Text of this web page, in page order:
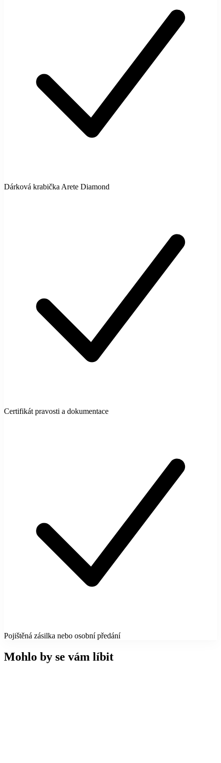
Dárková krabička Arete Diamond
Certifikát pravosti a dokumentace
Pojištěná zásilka nebo osobní předání
Mohlo by se vám líbit